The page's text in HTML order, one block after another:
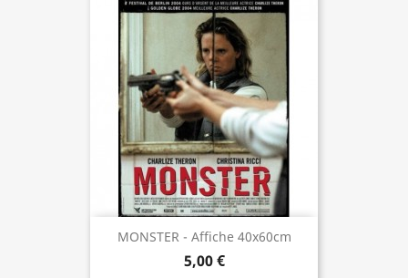
MONSTER - Affiche 40x60cm
5,00 €